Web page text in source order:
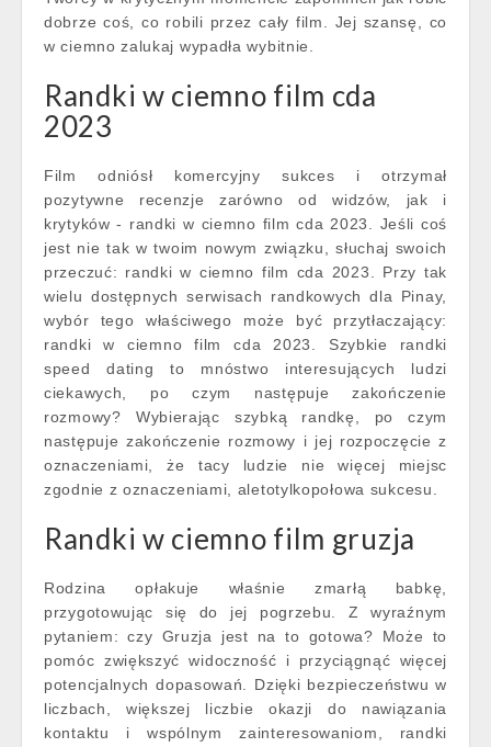
dobrze coś, co robili przez cały film. Jej szansę, co
w ciemno zalukaj wypadła wybitnie.
Randki w ciemno film cda
2023
Film odniósł komercyjny sukces i otrzymał
pozytywne recenzje zarówno od widzów, jak i
krytyków - randki w ciemno film cda 2023. Jeśli coś
jest nie tak w twoim nowym związku, słuchaj swoich
przeczuć: randki w ciemno film cda 2023. Przy tak
wielu dostępnych serwisach randkowych dla Pinay,
wybór tego właściwego może być przytłaczający:
randki w ciemno film cda 2023. Szybkie randki
speed dating to mnóstwo interesujących ludzi
ciekawych, po czym następuje zakończenie
rozmowy? Wybierając szybką randkę, po czym
następuje zakończenie rozmowy i jej rozpoczęcie z
oznaczeniami, że tacy ludzie nie więcej miejsc
zgodnie z oznaczeniami, aletotylkopołowa sukcesu.
Randki w ciemno film gruzja
Rodzina opłakuje właśnie zmarłą babkę,
przygotowując się do jej pogrzebu. Z wyraźnym
pytaniem: czy Gruzja jest na to gotowa? Może to
pomóc zwiększyć widoczność i przyciągnąć więcej
potencjalnych dopasowań. Dzięki bezpieczeństwu w
liczbach, większej liczbie okazji do nawiązania
kontaktu i wspólnym zainteresowaniom, randki